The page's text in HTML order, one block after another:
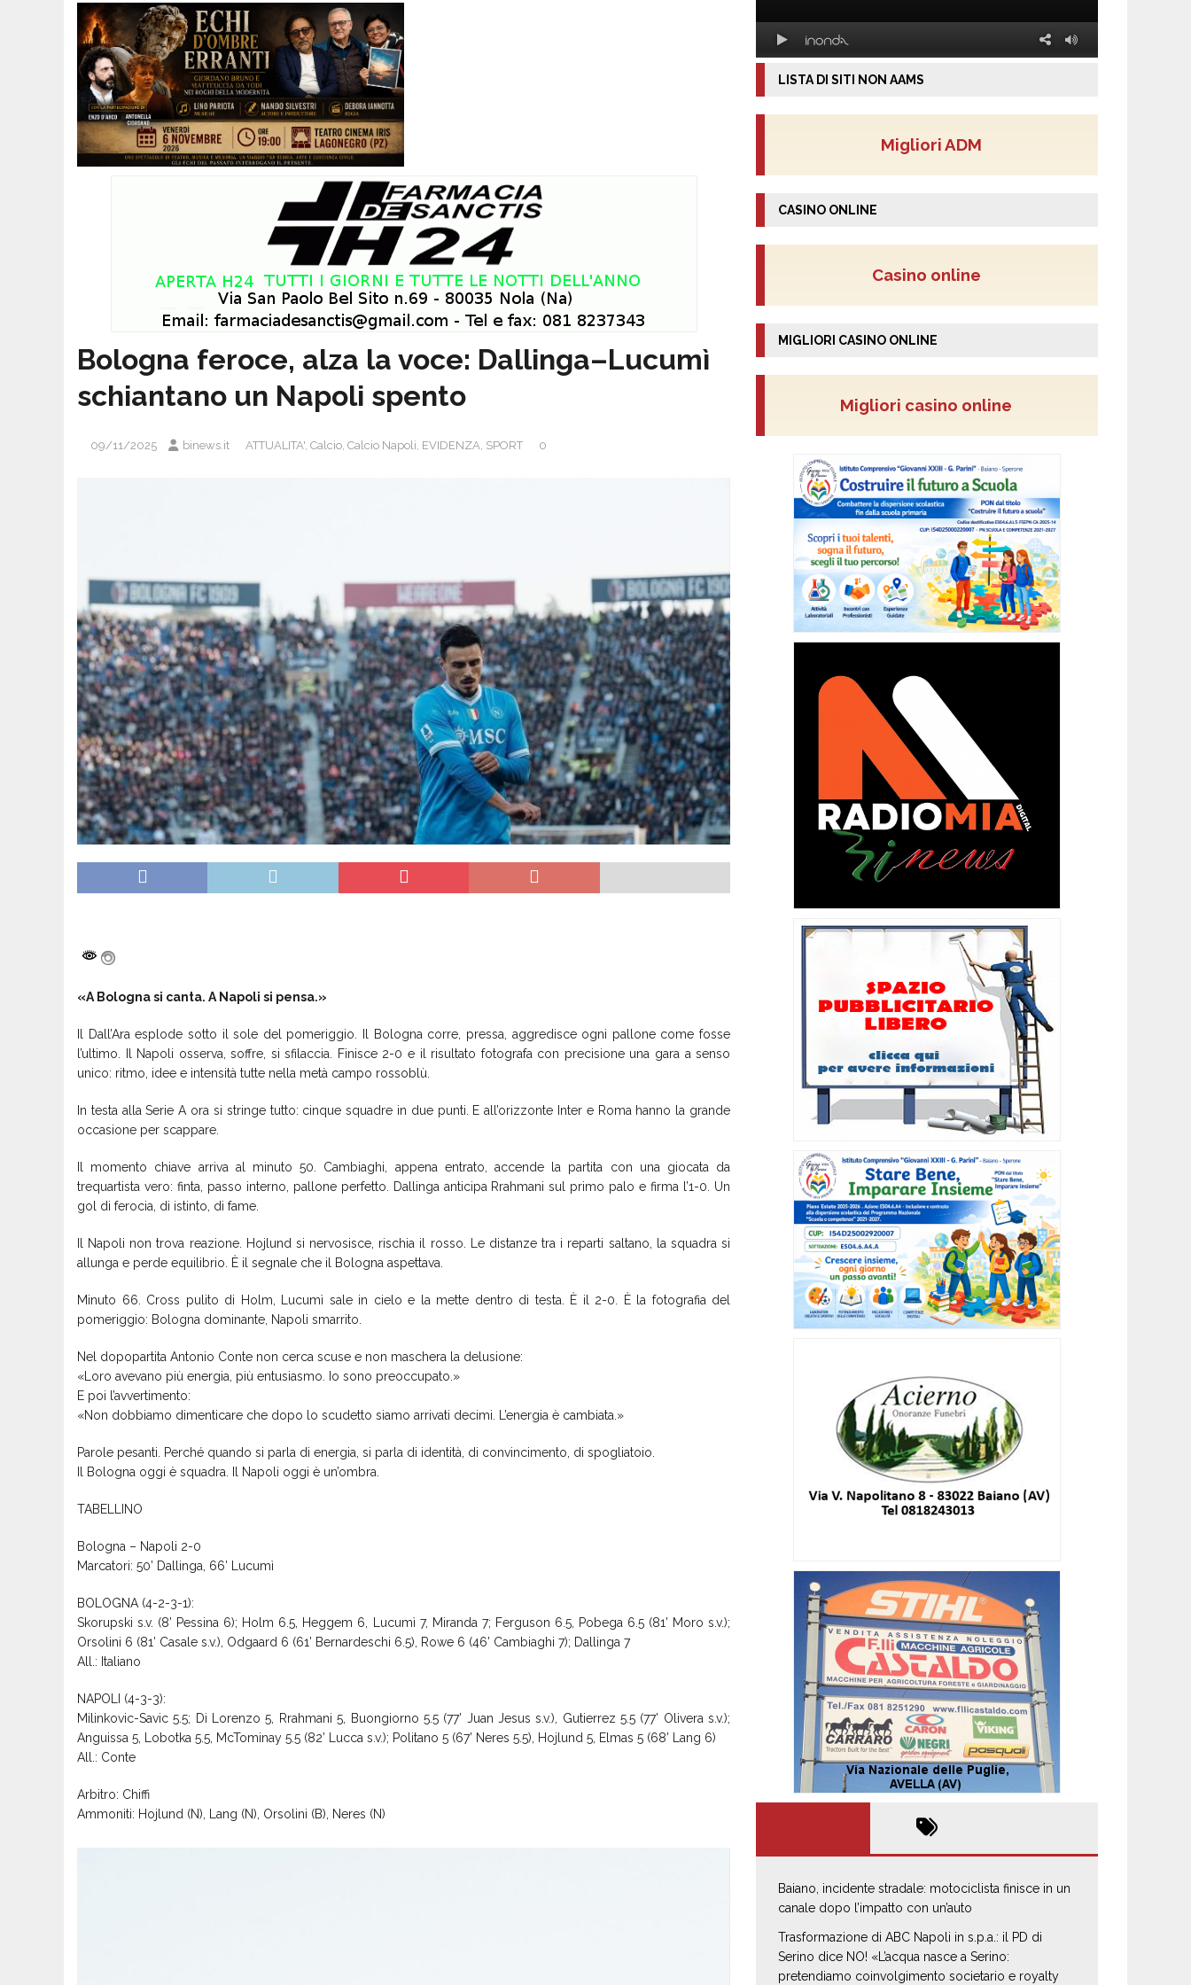
Bologna feroce, alza la voce: Dallinga–Lucumì
schiantano un Napoli spento
09/11/2025 binews.it ATTUALITA' Calcio Calcio Napoli EVIDENZA SPORT 0
«A Bologna si canta. A Napoli si pensa.»
Il Dall’Ara esplode sotto il sole del pomeriggio. Il Bologna corre, pressa, aggredisce ogni pallone come fosse
l’ultimo. Il Napoli osserva, soffre, si sfilaccia. Finisce 2-0 e il risultato fotografa con precisione una gara a senso
unico: ritmo, idee e intensità tutte nella metà campo rossoblù.
In testa alla Serie A ora si stringe tutto: cinque squadre in due punti. E all’orizzonte Inter e Roma hanno la grande
occasione per scappare.
Il momento chiave arriva al minuto 50. Cambiaghi, appena entrato, accende la partita con una giocata da
trequartista vero: finta, passo interno, pallone perfetto. Dallinga anticipa Rrahmani sul primo palo e firma l’1-0. Un
gol di ferocia, di istinto, di fame.
Il Napoli non trova reazione. Hojlund si nervosisce, rischia il rosso. Le distanze tra i reparti saltano, la squadra si
allunga e perde equilibrio. È il segnale che il Bologna aspettava.
Minuto 66. Cross pulito di Holm, Lucumì sale in cielo e la mette dentro di testa. È il 2-0. È la fotografia del
pomeriggio: Bologna dominante, Napoli smarrito.
Nel dopopartita Antonio Conte non cerca scuse e non maschera la delusione:
«Loro avevano più energia, più entusiasmo. Io sono preoccupato.»
E poi l’avvertimento:
«Non dobbiamo dimenticare che dopo lo scudetto siamo arrivati decimi. L’energia è cambiata.»
Parole pesanti. Perché quando si parla di energia, si parla di identità, di convincimento, di spogliatoio.
Il Bologna oggi è squadra. Il Napoli oggi è un’ombra.
TABELLINO
Bologna – Napoli 2-0
Marcatori: 50’ Dallinga, 66’ Lucumì
BOLOGNA (4-2-3-1):
Skorupski s.v. (8’ Pessina 6); Holm 6.5, Heggem 6, Lucumì 7, Miranda 7; Ferguson 6.5, Pobega 6.5 (81’ Moro s.v.);
Orsolini 6 (81’ Casale s.v.), Odgaard 6 (61’ Bernardeschi 6.5), Rowe 6 (46’ Cambiaghi 7); Dallinga 7
All.: Italiano
NAPOLI (4-3-3):
Milinkovic-Savic 5.5; Di Lorenzo 5, Rrahmani 5, Buongiorno 5.5 (77’ Juan Jesus s.v.), Gutierrez 5.5 (77’ Olivera s.v.);
Anguissa 5, Lobotka 5.5, McTominay 5.5 (82’ Lucca s.v.); Politano 5 (67’ Neres 5.5), Hojlund 5, Elmas 5 (68’ Lang 6)
All.: Conte
Arbitro: Chiffi
Ammoniti: Hojlund (N), Lang (N), Orsolini (B), Neres (N)
LISTA DI SITI NON AAMS
Migliori ADM
CASINO ONLINE
Casino online
MIGLIORI CASINO ONLINE
Migliori casino online
Baiano, incidente stradale: motociclista finisce in un
canale dopo l’impatto con un’auto
Trasformazione di ABC Napoli in s.p.a.: il PD di
Serino dice NO! «L’acqua nasce a Serino:
pretendiamo coinvolgimento societario e royalty